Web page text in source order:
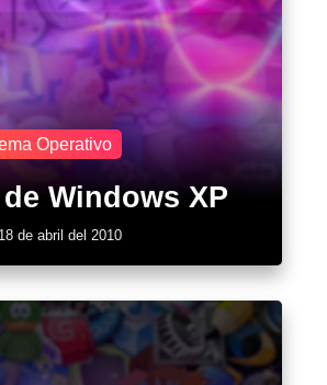
Operativo
Windows XP
18 de abril del 2010